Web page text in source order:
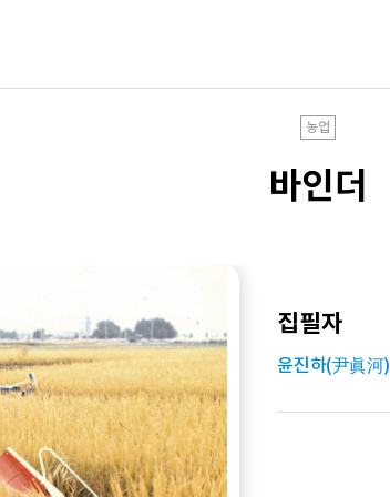
농업
바인더
집필자
윤진하(尹眞河)